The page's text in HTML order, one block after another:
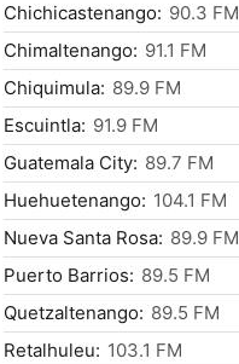
Chichicastenango: 90.3 FM
Chimaltenango: 91.1 FM
Chiquimula: 89.9 FM
Escuintla: 91.9 FM
Guatemala City: 89.7 FM
Huehuetenango: 104.1 FM
Nueva Santa Rosa: 89.9 FM
Puerto Barrios: 89.5 FM
Quetzaltenango: 89.5 FM
Retalhuleu: 103.1 FM